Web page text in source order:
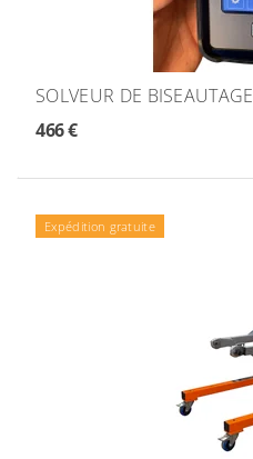
SOLVEUR DE BISEAUTAGE
466 €
Expédition gratuite